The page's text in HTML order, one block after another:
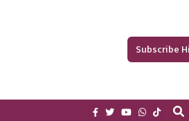
Subscribe